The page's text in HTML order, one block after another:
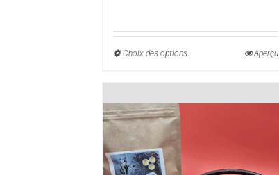
24,00€
Choix des optionsCe
options
Aperçu